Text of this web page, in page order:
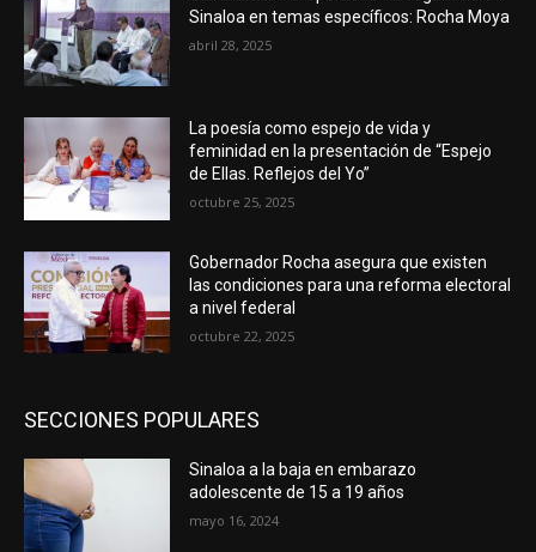
Sinaloa en temas específicos: Rocha Moya
abril 28, 2025
La poesía como espejo de vida y
feminidad en la presentación de “Espejo
de Ellas. Reflejos del Yo”
octubre 25, 2025
Gobernador Rocha asegura que existen
las condiciones para una reforma electoral
a nivel federal
octubre 22, 2025
SECCIONES POPULARES
Sinaloa a la baja en embarazo
adolescente de 15 a 19 años
mayo 16, 2024